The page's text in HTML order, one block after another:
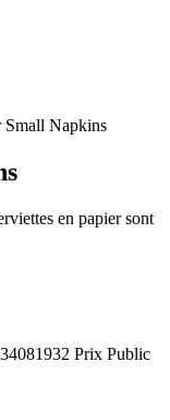
Napkins
en papier sont
Prix Public